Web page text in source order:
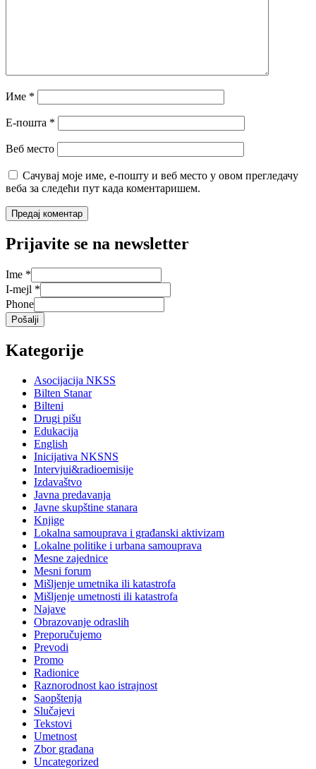
Име *
Е-пошта *
Веб место
Сачувај моје име, е-пошту и веб место у овом прегледачу
веба за следећи пут када коментаришем.
Prijavite se na newsletter
Ime *
I-mejl *
Phone
Pošalji
Kategorije
Asocijacija NKSS
Bilten Stanar
Bilteni
Drugi pišu
Edukacija
English
Inicijativa NKSNS
Intervjui&radioemisije
Izdavaštvo
Javna predavanja
Javne skupštine stanara
Knjige
Lokalna samouprava i građanski aktivizam
Lokalne politike i urbana samouprava
Mesne zajednice
Mesni forum
Mišljenje umetnika ili katastrofa
Mišljenje umetnosti ili katastrofa
Najave
Obrazovanje odraslih
Preporučujemo
Prevodi
Promo
Radionice
Raznorodnost kao istrajnost
Saopštenja
Slučajevi
Tekstovi
Umetnost
Zbor građana
Uncategorized